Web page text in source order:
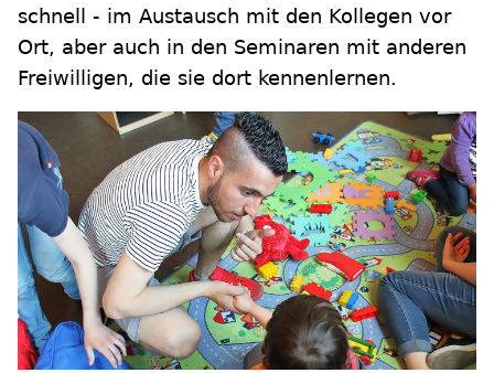
schnell - im Austausch mit den Kollegen vor
Ort, aber auch in den Seminaren mit anderen
Freiwilligen, die sie dort kennenlernen.